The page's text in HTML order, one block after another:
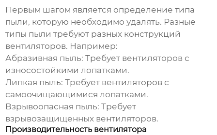
Первым шагом является определение типа
пыли, которую необходимо удалять. Разные
типы пыли требуют разных конструкций
вентиляторов. Например:
Абразивная пыль: Требует вентиляторов с
износостойкими лопатками.
Липкая пыль: Требует вентиляторов с
самоочищающимися лопатками.
Взрывоопасная пыль: Требует
взрывозащищенных вентиляторов.
Производительность вентилятора